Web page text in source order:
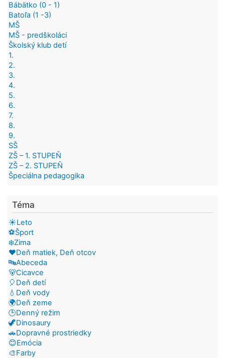
Bábätko (0 - 1)
Batoľa (1 -3)
MŠ
MŠ - predškoláci
Školský klub detí
1.
2.
3.
4.
5.
6.
7.
8.
9.
SŠ
ZŠ – 1. STUPEŇ
ZŠ – 2. STUPEŇ
Špeciálna pedagogika
Téma
☀️Leto
⚽Šport
❄️Zima
❤️Deň matiek, Deň otcov
🔤Abeceda
🐻Cicavce
🎈Deň detí
💧Deň vody
🌍Deň zeme
🕒Denný režim
🦖Dinosaury
🚗Dopravné prostriedky
😊Emócia
🎨Farby